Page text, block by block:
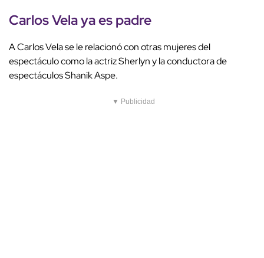
Carlos Vela ya es padre
A Carlos Vela se le relacionó con otras mujeres del
espectáculo como la actriz Sherlyn y la conductora de
espectáculos Shanik Aspe.
▼ Publicidad